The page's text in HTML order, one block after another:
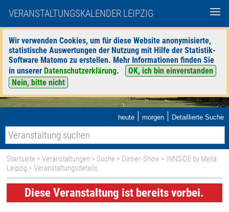
VERANSTALTUNGSKALENDER LEIPZIG
Wir verwenden Cookies, um für diese Website anonymisierte,
statistische Auswertungen der Nutzung mit Hilfe der Statistik-
Software Matomo zu erstellen. Mehr Informationen finden Sie
in unserer Datenschutzerklärung.
OK, ich bin einverstanden
Nein, bitte nicht
heute | morgen | Detaillierte Suche
Startseite >Veranstaltungen > Suche > Dinner-Show > INNSiDE by Meliá
Leipzig > Veranstaltungsdetails
Diese Veranstaltung ist bereits vorbei.